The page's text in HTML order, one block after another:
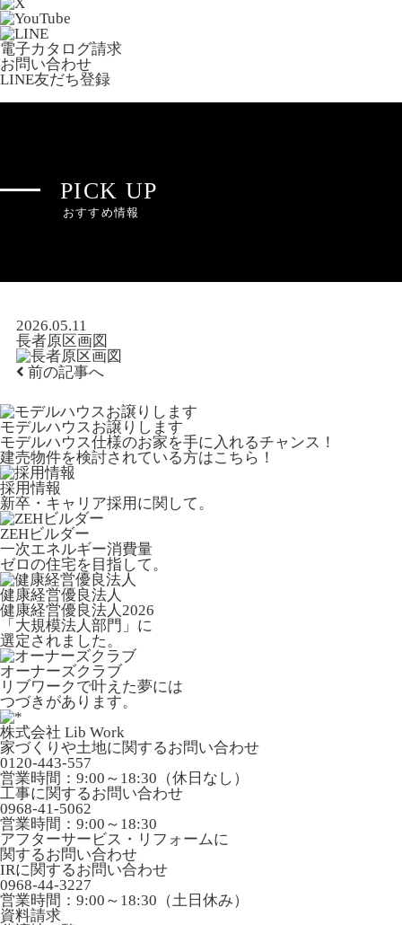
電子カタログ請求
お問い合わせ
LINE友だち登録
PICK UP
おすすめ情報
2026.05.11
長者原区画図
前の記事へ
モデルハウスお譲りします
モデルハウス仕様のお家を手に入れるチャンス！
建売物件を検討されている方はこちら！
採用情報
新卒・キャリア採用に関して。
ZEHビルダー
一次エネルギー消費量
ゼロの住宅を目指して。
健康経営優良法人
健康経営優良法人2026
「大規模法人部門」に
選定されました。
オーナーズクラブ
リブワークで叶えた夢には
つづきがあります。
株式会社 Lib Work
家づくりや土地に関するお問い合わせ
0120-443-557
営業時間：9:00～18:30（休日なし）
工事に関するお問い合わせ
0968-41-5062
営業時間：9:00～18:30
アフターサービス・リフォームに
関するお問い合わせ
IRに関するお問い合わせ
0968-44-3227
営業時間：9:00～18:30（土日休み）
資料請求